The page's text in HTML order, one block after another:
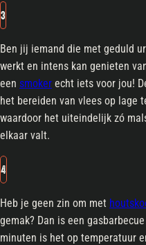
3
Ben jij iemand die met geduld
werkt en intens kan genieten
een smoker echt iets voor jou!
het bereiden van vlees op lage
waardoor het uiteindelijk zó
elkaar valt.
4
Heb je geen zin om met
gemak? Dan is een
minuten is het op temperatuur